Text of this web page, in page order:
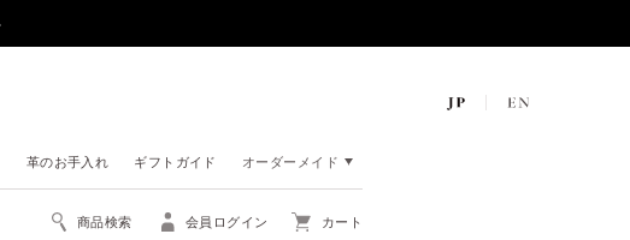
革のお手入れ ギフトガイド オーダーメイド
商品検索 会員ログイン カート